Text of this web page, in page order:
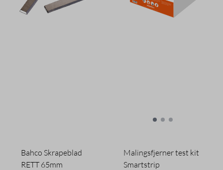
Bahco Skrapeblad
RETT 65mm
Malingsfjerner test kit
Smartstrip